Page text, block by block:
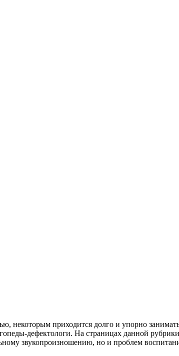
некоторым приходится долго и упорно
дефектологи. На страницах данной
звукопроизношению, но и проблем